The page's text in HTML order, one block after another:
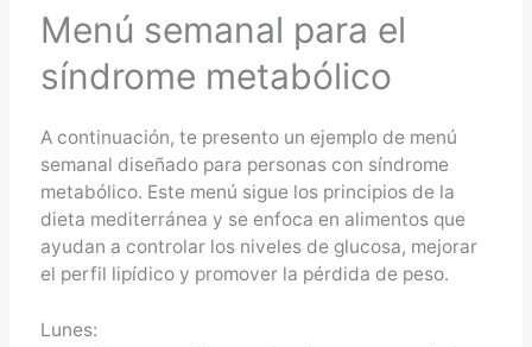
Menú semanal para el
síndrome metabólico
A continuación, te presento un ejemplo de menú
semanal diseñado para personas con síndrome
metabólico. Este menú sigue los principios de la
dieta mediterránea y se enfoca en alimentos que
ayudan a controlar los niveles de glucosa, mejorar
el perfil lipídico y promover la pérdida de peso.
Lunes: